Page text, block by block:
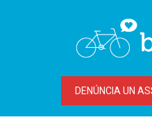
DENÚNCIA UN